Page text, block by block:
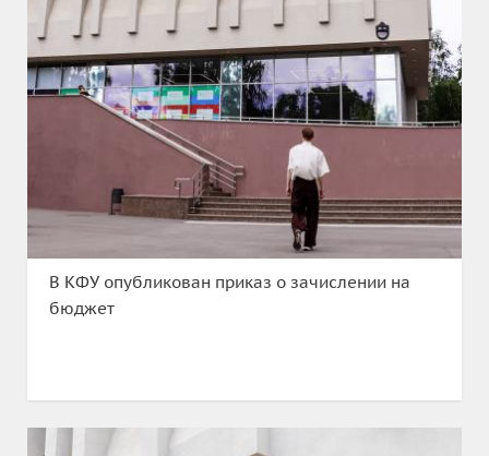
В КФУ опубликован приказ о зачислении на
бюджет